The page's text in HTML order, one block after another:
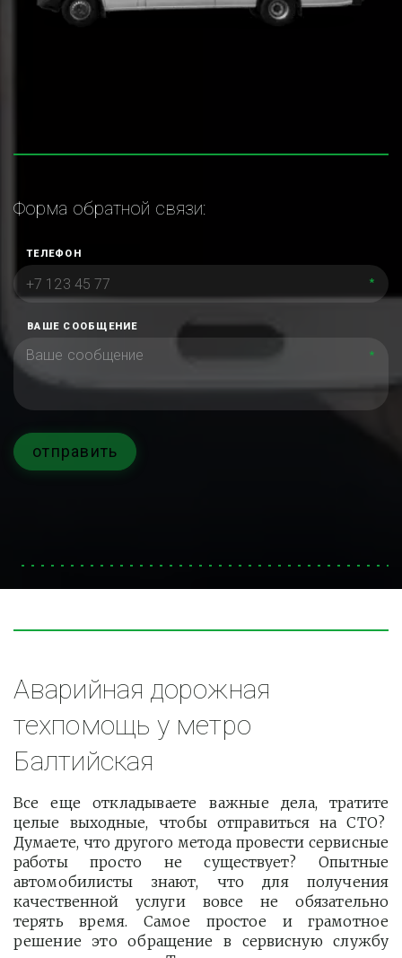
Форма обратной связи:
ТЕЛЕФОН
*
ВАШЕ СООБЩЕНИЕ
*
отправить
Аварийная дорожная
техпомощь у метро
Балтийская
Все еще откладываете важные дела, тратите
целые выходные, чтобы отправиться на СТО?
Думаете, что другого метода провести сервисные
работы просто не существует? Опытные
автомобилисты знают, что для получения
качественной услуги вовсе не обязательно
терять время. Самое простое и грамотное
решение это обращение в сервисную службу